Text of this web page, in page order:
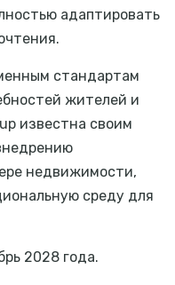
адаптировать
стандартам
жителей и
известна своим
недвижимости,
среду для
2028 года.